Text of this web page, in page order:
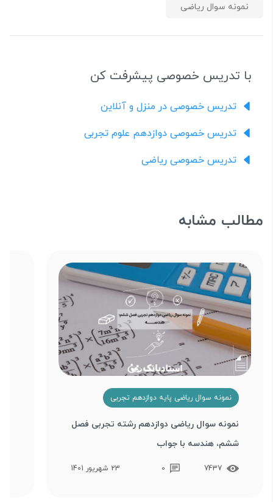
نمونه سوال ریاضی
با تدریس خصوصی پیشرفت کن
تدریس خصوصی در منزل و آنلاین
تدریس خصوصی دوازدهم علوم تجربی
تدریس خصوصی ریاضی
مطالب مشابه
نمونه سوال ریاضی پایه دوازدهم تجربی
نمونه سوال ریاضی دوازدهم رشته تجربی فصل
ششم، هندسه با جواب
7437
0 23 شهریور 1401